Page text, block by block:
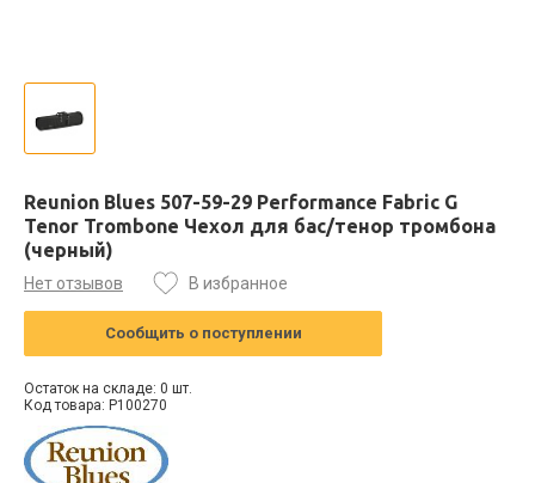
Reunion Blues 507-59-29 Performance Fabric G
Tenor Trombone Чехол для бас/тенор тромбона
(черный)
Нет отзывов В избранное
Сообщить о поступлении
Остаток на складе: 0 шт.
Код товара: P100270